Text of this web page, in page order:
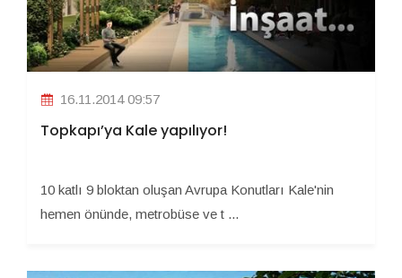
16.11.2014 09:57
Topkapı’ya Kale yapılıyor!
10 katlı 9 bloktan oluşan Avrupa Konutları Kale'nin
hemen önünde, metrobüse ve t ...